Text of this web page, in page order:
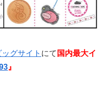
グサイト にて 国内最大イ
』